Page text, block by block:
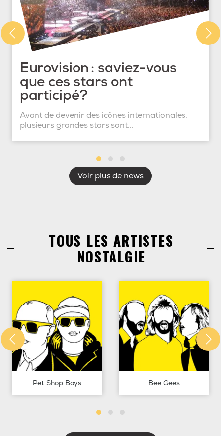
Eurovision : saviez-vous
que ces stars ont
participé?
Avant de devenir des icônes internationales,
plusieurs grandes stars sont...
Voir plus de news
TOUS LES ARTISTES
NOSTALGIE
Pet Shop Boys Bee Gees